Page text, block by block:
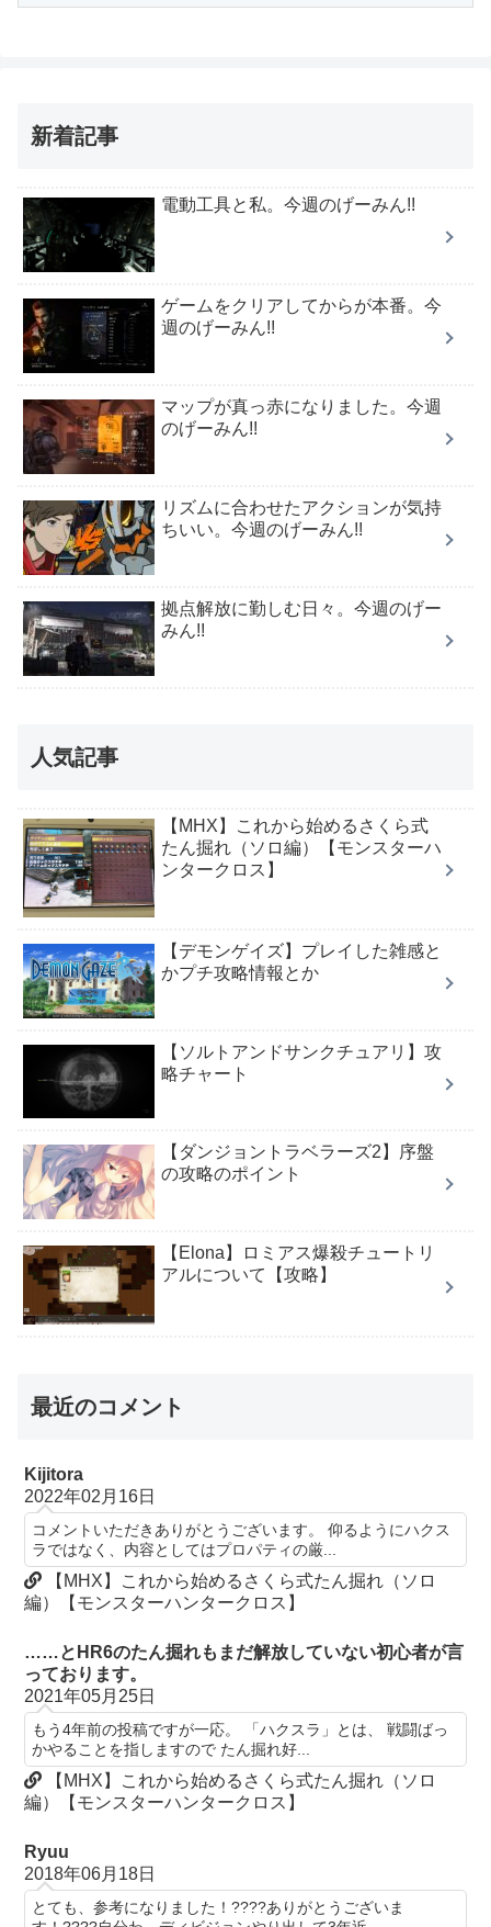
新着記事
電動工具と私。今週のげーみん!!
ゲームをクリアしてからが本番。今
週のげーみん!!
マップが真っ赤になりました。今週
のげーみん!!
リズムに合わせたアクションが気持
ちいい。今週のげーみん!!
拠点解放に勤しむ日々。今週のげー
みん!!
人気記事
【MHX】これから始めるさくら式
たん掘れ（ソロ編）【モンスターハ
ンタークロス】
【デモンゲイズ】プレイした雑感と
かプチ攻略情報とか
【ソルトアンドサンクチュアリ】攻
略チャート
【ダンジョントラベラーズ2】序盤
の攻略のポイント
【Elona】ロミアス爆殺チュートリ
アルについて【攻略】
最近のコメント
Kijitora
2022年02月16日
コメントいただきありがとうございます。 仰るようにハクス
ラではなく、内容としてはプロパティの厳...
【MHX】これから始めるさくら式たん掘れ（ソロ
編）【モンスターハンタークロス】
……とHR6のたん掘れもまだ解放していない初心者が言
っております。
2021年05月25日
もう4年前の投稿ですが一応。 「ハクスラ」とは、 戦闘ばっ
かやることを指しますので たん掘れ好...
【MHX】これから始めるさくら式たん掘れ（ソロ
編）【モンスターハンタークロス】
Ryuu
2018年06月18日
とても、参考になりました！????ありがとうございま